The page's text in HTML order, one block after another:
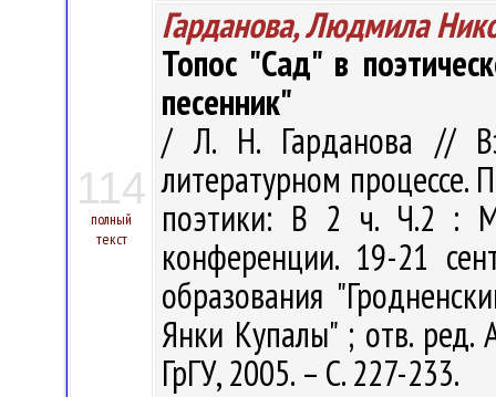
114
полный
текст
Гарданова, Людмила
Топос "Сад" в
песенник"
/ Л. Н. Гарданова //
литературном процессе.
поэтики: В 2 ч. Ч.2 :
конференции. 19-21
образования
Янки Купалы" ; отв. ред.
ГрГУ, 2005. – С. 227-233.